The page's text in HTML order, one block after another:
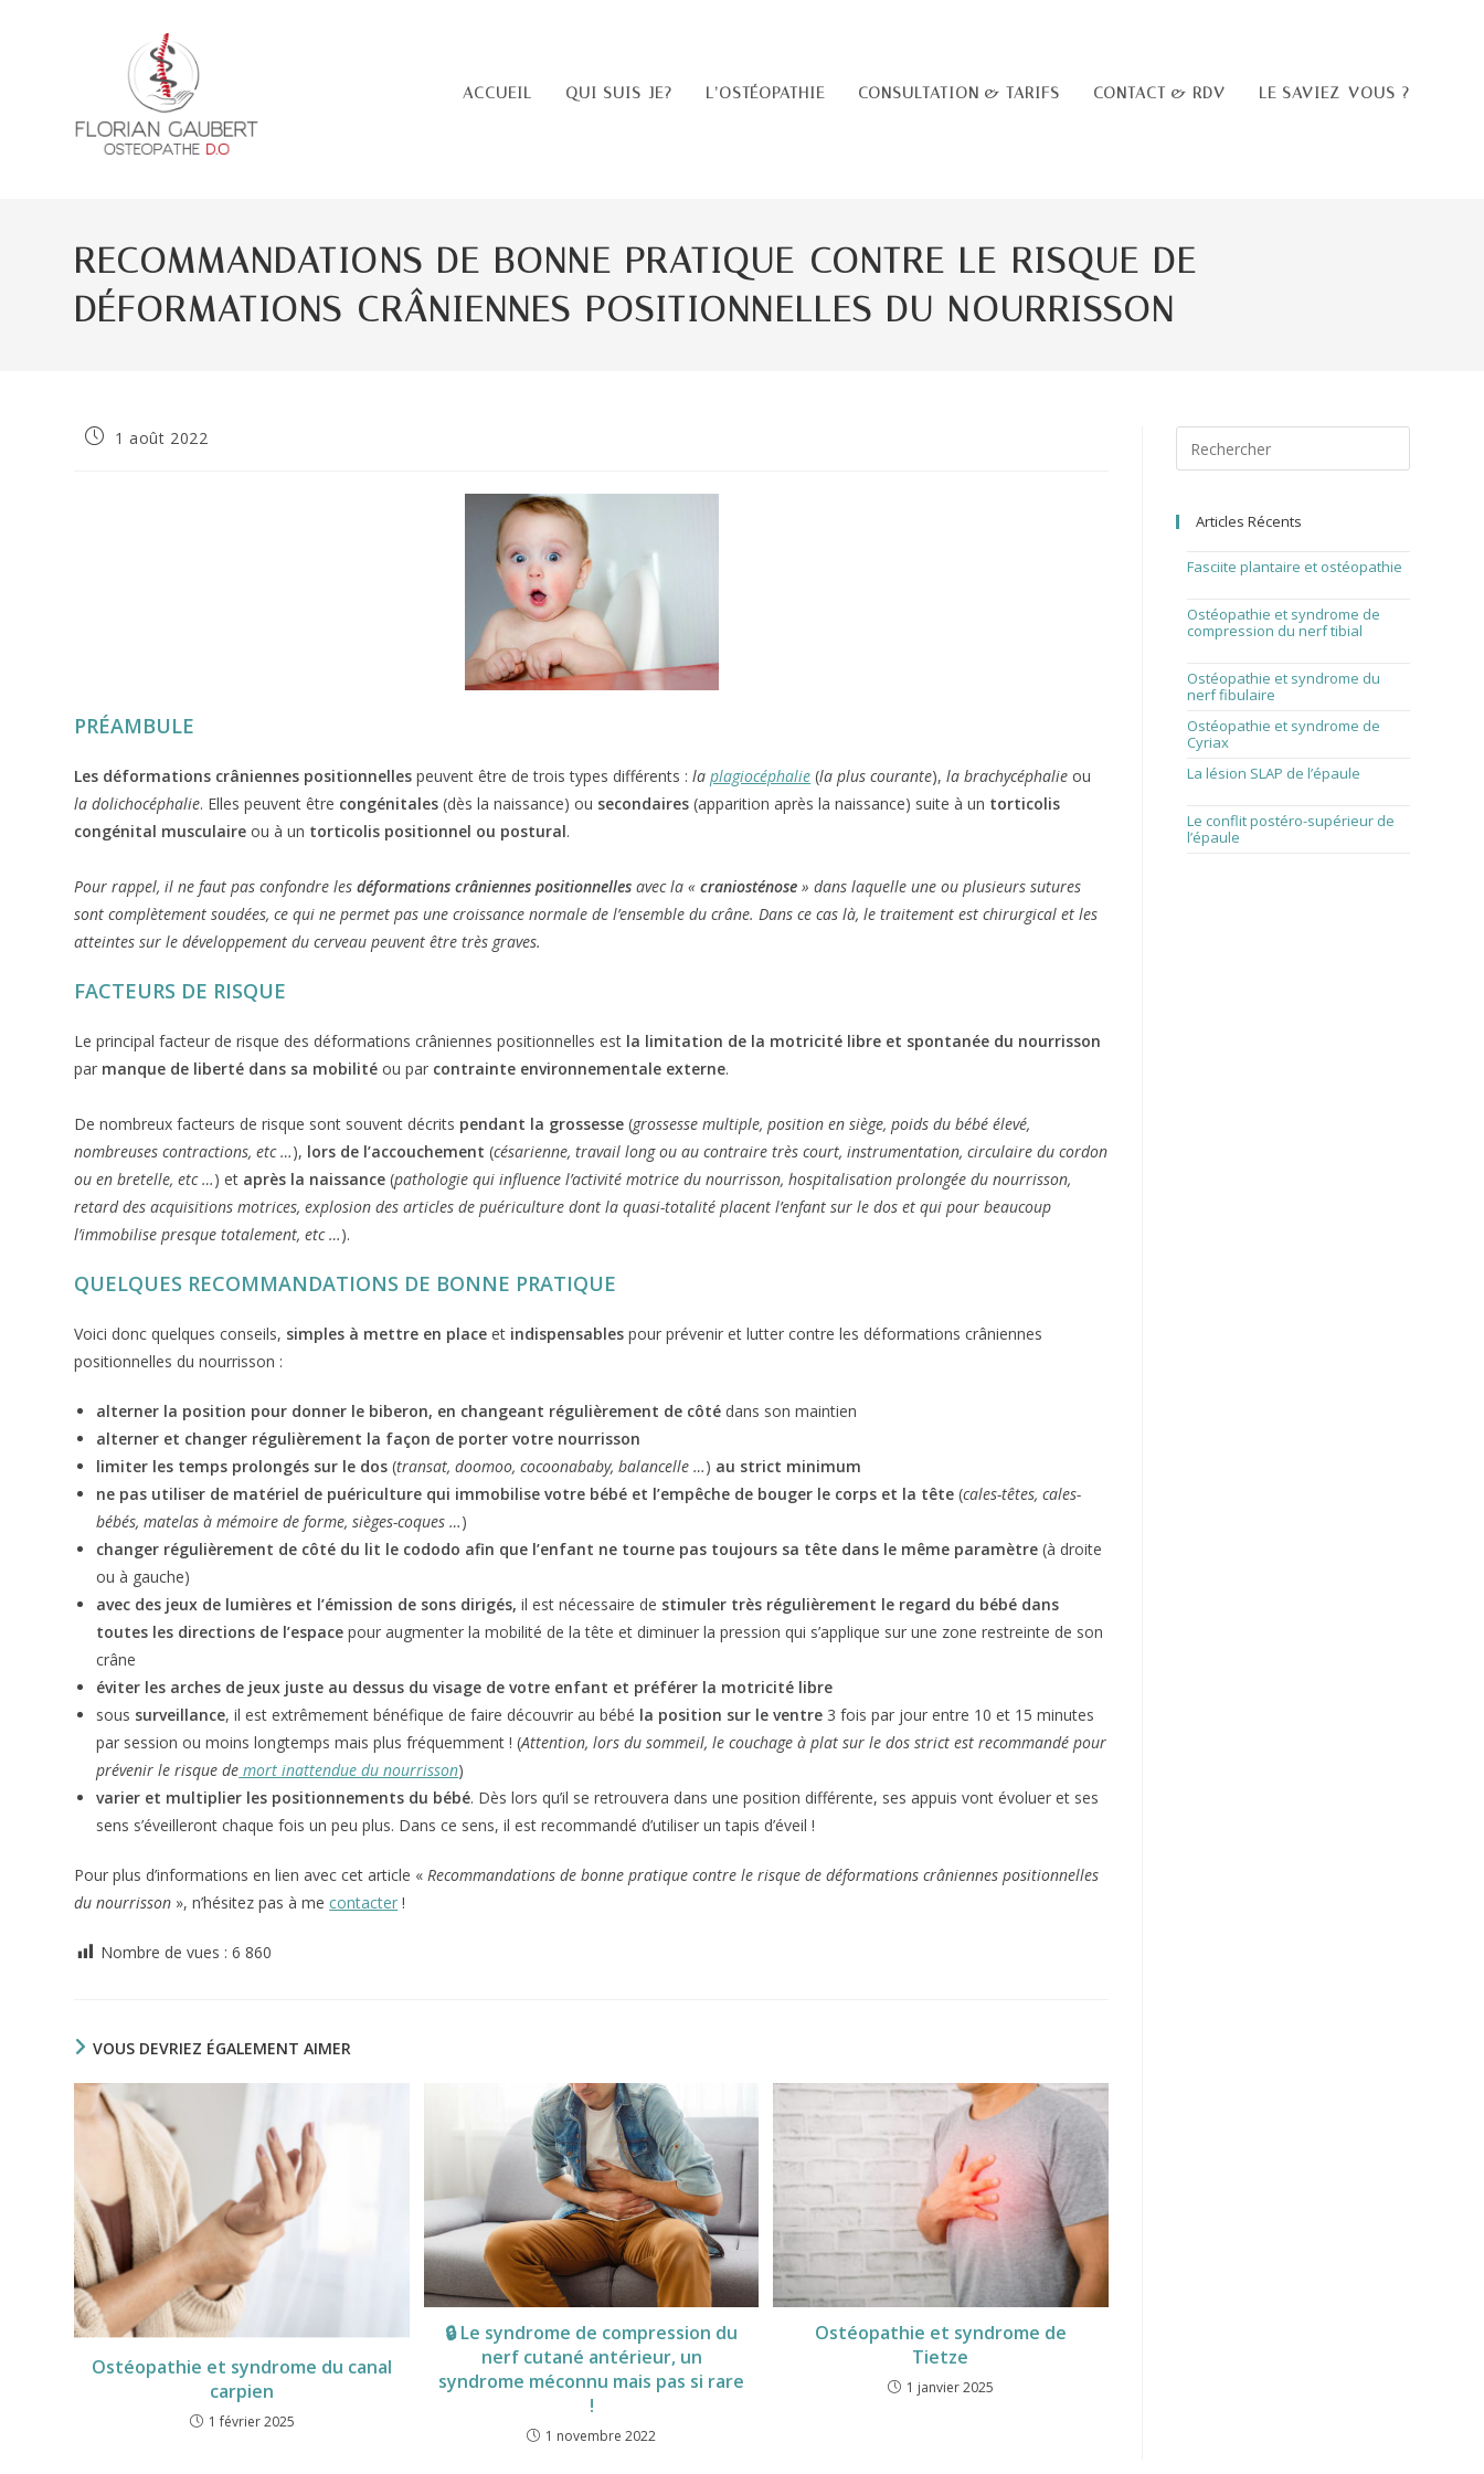
ACCUEIL
QUI SUIS-JE? L’OSTÉOPATHIE CONSULTATION & TARIFS CONTACT & RDV LE SAVIEZ-VOUS ?
RECOMMANDATIONS DE BONNE PRATIQUE CONTRE LE RISQUE DE
DÉFORMATIONS CRÂNIENNES POSITIONNELLES DU NOURRISSON
Publication
1 août 2022
PRÉAMBULE
Les déformations crâniennes positionnelles peuvent être de trois types différents :la plagiocéphalie (la plus courante),la brachycéphalie ou
la dolichocéphalie. Elles peuvent être congénitales (dès la naissance) ou secondaires (apparition après la naissance) suite à un torticolis
congénital musculaire ou à un torticolis positionnel ou postural.
Pour rappel, il ne faut pas confondre lesdéformations crâniennes positionnellesavec la «craniosténose » dans laquelle une ou plusieurs sutures
sont complètement soudées, ce qui ne permet pas une croissance normale de l’ensemble du crâne. Dans ce cas là, le traitement est chirurgical et les
atteintes sur le développement du cerveau peuvent être très graves.
FACTEURS DE RISQUE
Le principal facteur de risque des déformations crâniennes positionnelles est la limitation de la motricité libre et spontanée du nourrisson
par manque de liberté dans sa mobilité ou par contrainte environnementale externe.
De nombreux facteurs de risque sont souvent décrits pendant la grossesse (grossesse multiple, position en siège, poids du bébé élevé,
nombreuses contractions, etc …), lors de l’accouchement (césarienne, travail long ou au contraire très court, instrumentation, circulaire du cordon
ou en bretelle, etc …) et après la naissance (pathologie qui influence l’activité motrice du nourrisson, hospitalisation prolongée du nourrisson,
retard des acquisitions motrices, explosion des articles de puériculture dont la quasi-totalité placent l’enfant sur le dos et qui pour beaucoup
l’immobilise presque totalement, etc …).
QUELQUES RECOMMANDATIONS DE BONNE PRATIQUE
Voici donc quelques conseils, simples à mettre en place et indispensables pour prévenir et lutter contre les déformations crâniennes
positionnelles du nourrisson :
alterner la position pour donner le biberon, en changeant régulièrement de côté dans son maintien
alterner et changer régulièrement la façon de porter votre nourrisson
limiter les temps prolongés sur le dos (transat, doomoo, cocoonababy, balancelle …) au strict minimum
ne pas utiliser de matériel de puériculture qui immobilise votre bébé et l’empêche de bouger le corps et la tête(cales-têtes, cales-
bébés, matelas à mémoire de forme, sièges-coques …)
changer régulièrement de côté du lit le cododo afin que l’enfant ne tourne pas toujours sa tête dans le même paramètre (à droite
ou à gauche)
avec des jeux de lumières et l’émission de sons dirigés,il est nécessaire de stimuler très régulièrement le regard du bébé dans
toutes les directions de l’espacepour augmenter la mobilité de la tête et diminuer la pression qui s’applique sur une zone restreinte de son
crâne
éviter les arches de jeux juste au dessus du visage de votre enfant et préférer la motricité libre
sous surveillance, il est extrêmement bénéfique de faire découvrir au bébé la position sur le ventre 3 fois par jour entre 10 et 15 minutes
par session ou moins longtemps mais plus fréquemment ! (Attention, lors du sommeil, le couchage à plat sur le dos strict est recommandé pour
prévenir le risque de mort inattendue du nourrisson)
varier et multiplier les positionnements du bébé. Dès lors qu’il se retrouvera dans une position différente, ses appuis vont évoluer et ses
sens s’éveilleront chaque fois un peu plus. Dans ce sens, il est recommandé d’utiliser un tapis d’éveil !
Pour plus d’informations en lien avec cet article «Recommandations de bonne pratique contre le risque de déformations crâniennes positionnelles
du nourrisson », n’hésitez pas à mecontacter !
Nombre de vues : 6 860
VOUS DEVRIEZ ÉGALEMENT AIMER
Ostéopathie et syndrome du canal
carpien
1 février 2025
🔒Le syndrome de compression du
nerf cutané antérieur, un
syndrome méconnu mais pas si rare
!
1 novembre 2022
Ostéopathie et syndrome de
Tietze
1 janvier 2025
Press
to
Articles Récents
Fasciite plantaire et ostéopathie
Ostéopathie et syndrome de
compression du nerf tibial
Ostéopathie et syndrome du
nerf fibulaire
Ostéopathie et syndrome de
Cyriax
La lésion SLAP de l’épaule
Le conflit postéro-supérieur de
l’épaule